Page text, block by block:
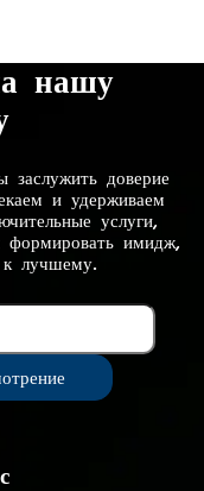
нашу
доверие
и удерживаем
услуги,
формировать имидж,
к лучшему.